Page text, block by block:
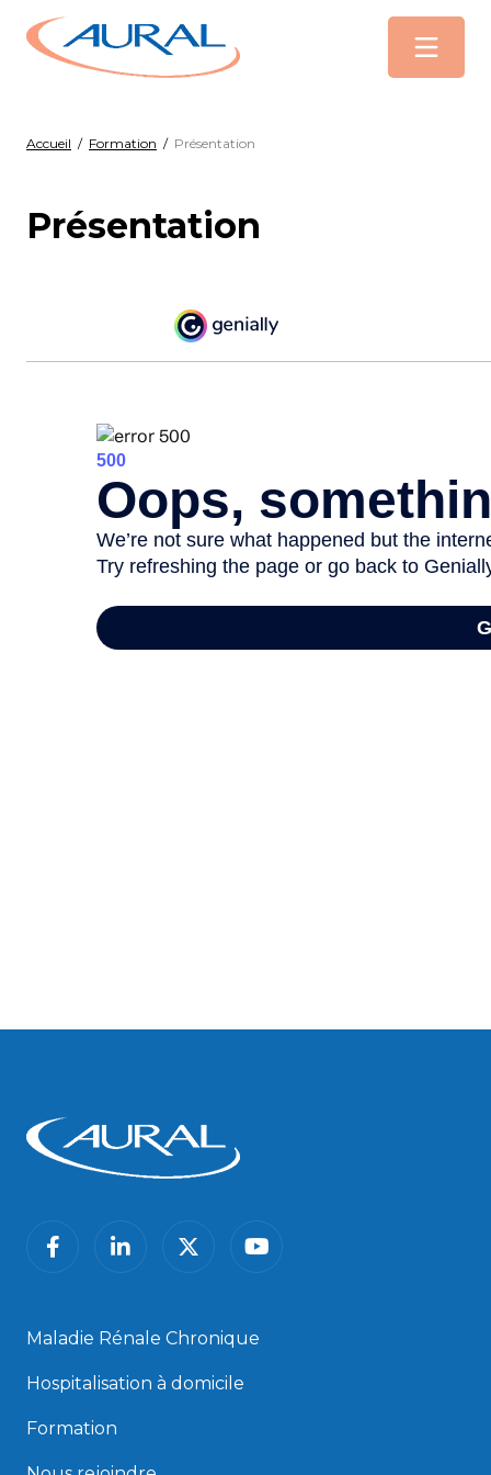
Menu
Accueil / Formation / Présentation
Présentation
facebooklinkedin twitter youtube
Maladie Rénale Chronique
Hospitalisation à domicile
Formation